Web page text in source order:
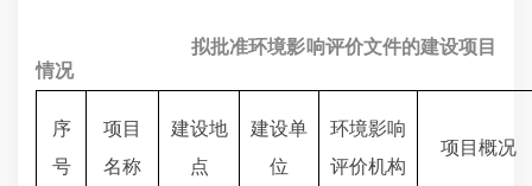
拟批准环境影响评价文件的建设项目
情况
序
号
项目
名称
建设地
点
建设单
位
环境影响
评价机构
项目概况